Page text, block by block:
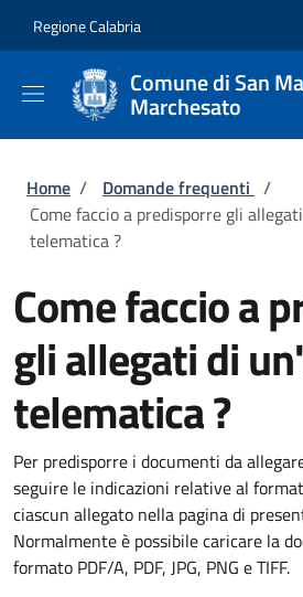
Regione Calabria
Comune di San
Marchesato
Briciole di pane
Home / Domande frequenti /
Come faccio a predisporre gli
telematica ?
Come faccio a
gli allegati di
telematica ?
Per predisporre i documenti da
seguire le indicazioni relative al
ciascun allegato nella pagina di
Normalmente è possibile caricare la
formato PDF/A, PDF, JPG, PNG e TIFF.